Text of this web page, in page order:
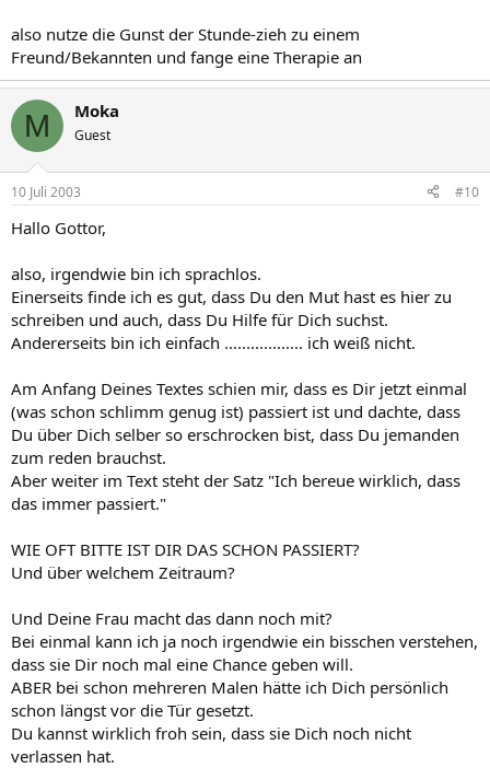
also nutze die Gunst der Stunde-zieh zu einem
Freund/Bekannten und fange eine Therapie an
M Moka
Guest
10 Juli 2003 #10
Hallo Gottor,
also, irgendwie bin ich sprachlos.
Einerseits finde ich es gut, dass Du den Mut hast es hier zu
schreiben und auch, dass Du Hilfe für Dich suchst.
Andererseits bin ich einfach .................. ich weiß nicht.
Am Anfang Deines Textes schien mir, dass es Dir jetzt einmal
(was schon schlimm genug ist) passiert ist und dachte, dass
Du über Dich selber so erschrocken bist, dass Du jemanden
zum reden brauchst.
Aber weiter im Text steht der Satz "Ich bereue wirklich, dass
das immer passiert."
WIE OFT BITTE IST DIR DAS SCHON PASSIERT?
Und über welchem Zeitraum?
Und Deine Frau macht das dann noch mit?
Bei einmal kann ich ja noch irgendwie ein bisschen verstehen,
dass sie Dir noch mal eine Chance geben will.
ABER bei schon mehreren Malen hätte ich Dich persönlich
schon längst vor die Tür gesetzt.
Du kannst wirklich froh sein, dass sie Dich noch nicht
verlassen hat.